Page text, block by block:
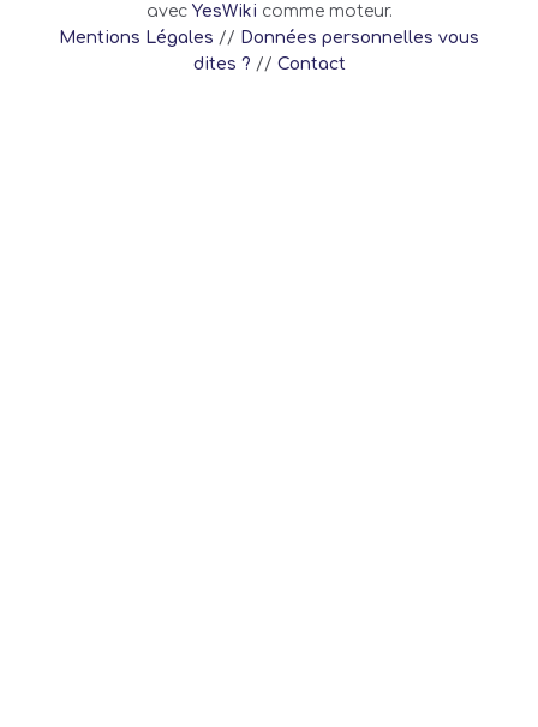
avec YesWiki comme moteur.
Mentions Légales // Données personnelles vous
dites ? // Contact